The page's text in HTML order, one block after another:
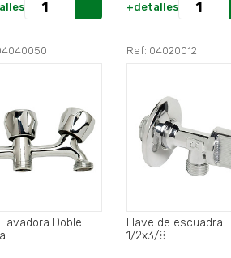
+detalles
Doble
Rosca .
Ref: 04020012
Llave de escuadra
1/2x3/8 .